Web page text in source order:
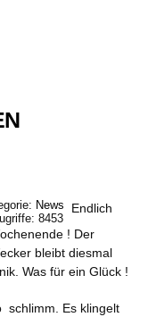
News
8453
Endlich
! Der
bleibt diesmal
Was für ein Glück !
schlimm. Es klingelt